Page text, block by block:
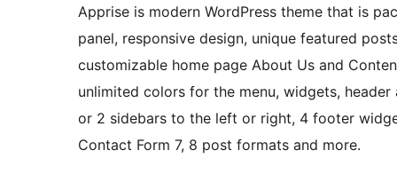
Apprise is modern WordPress theme that is
panel, responsive design, unique featured
customizable home page About Us and
unlimited colors for the menu, widgets,
or 2 sidebars to the left or right, 4 footer
Contact Form 7, 8 post formats and more.